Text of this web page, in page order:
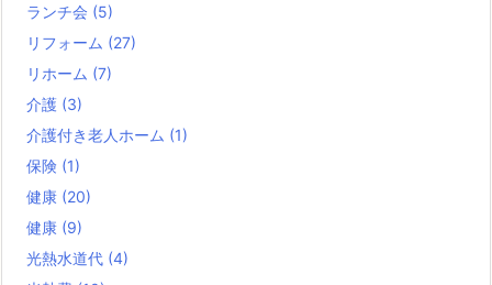
ランチ会 (5)
リフォーム (27)
リホーム (7)
介護 (3)
介護付き老人ホーム (1)
保険 (1)
健康 (20)
健康 (9)
光熱水道代 (4)